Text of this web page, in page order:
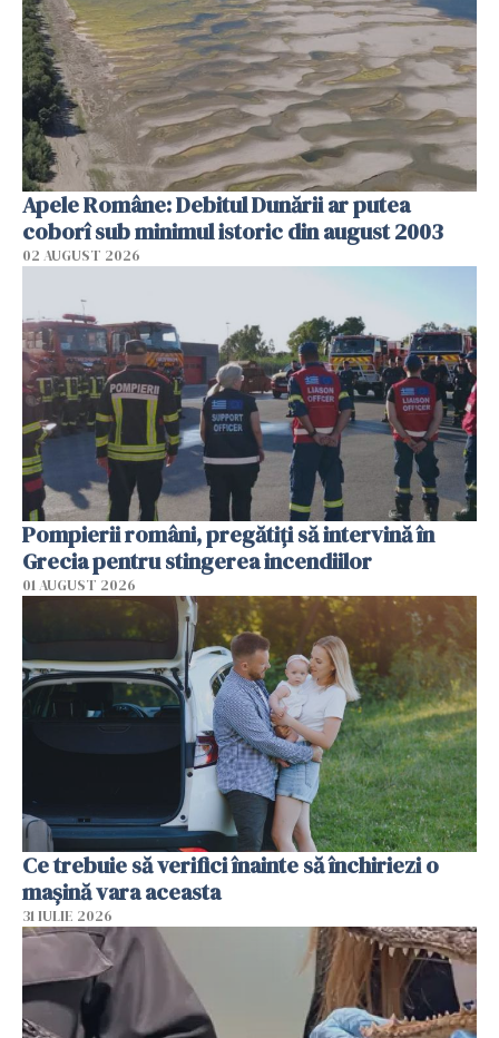
Apele Române: Debitul Dunării ar putea
coborî sub minimul istoric din august 2003
02 AUGUST 2026
Pompierii români, pregătiţi să intervină în
Grecia pentru stingerea incendiilor
01 AUGUST 2026
Ce trebuie să verifici înainte să închiriezi o
mașină vara aceasta
31 IULIE 2026